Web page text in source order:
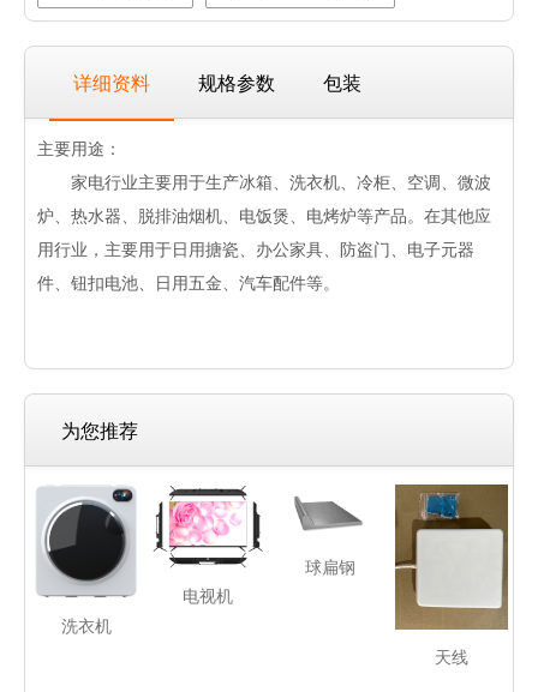
详细资料 规格参数 包装
主要用途：
家电行业主要用于生产冰箱、洗衣机、冷柜、空调、微波
炉、热水器、脱排油烟机、电饭煲、电烤炉等产品。在其他应
用行业，主要用于日用搪瓷、办公家具、防盗门、电子元器
件、钮扣电池、日用五金、汽车配件等。
为您推荐
洗衣机
电视机
球扁钢
天线